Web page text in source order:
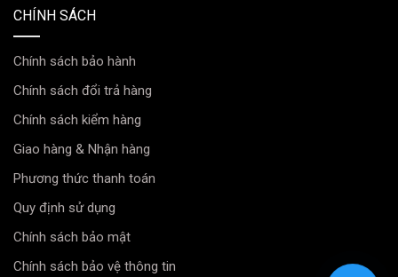
CHÍNH SÁCH
Chính sách bảo hành
Chính sách đổi trả hàng
Chính sách kiểm hàng
Giao hàng & Nhận hàng
Phương thức thanh toán
Quy định sử dụng
Chính sách bảo mật
Chính sách bảo vệ thông tin